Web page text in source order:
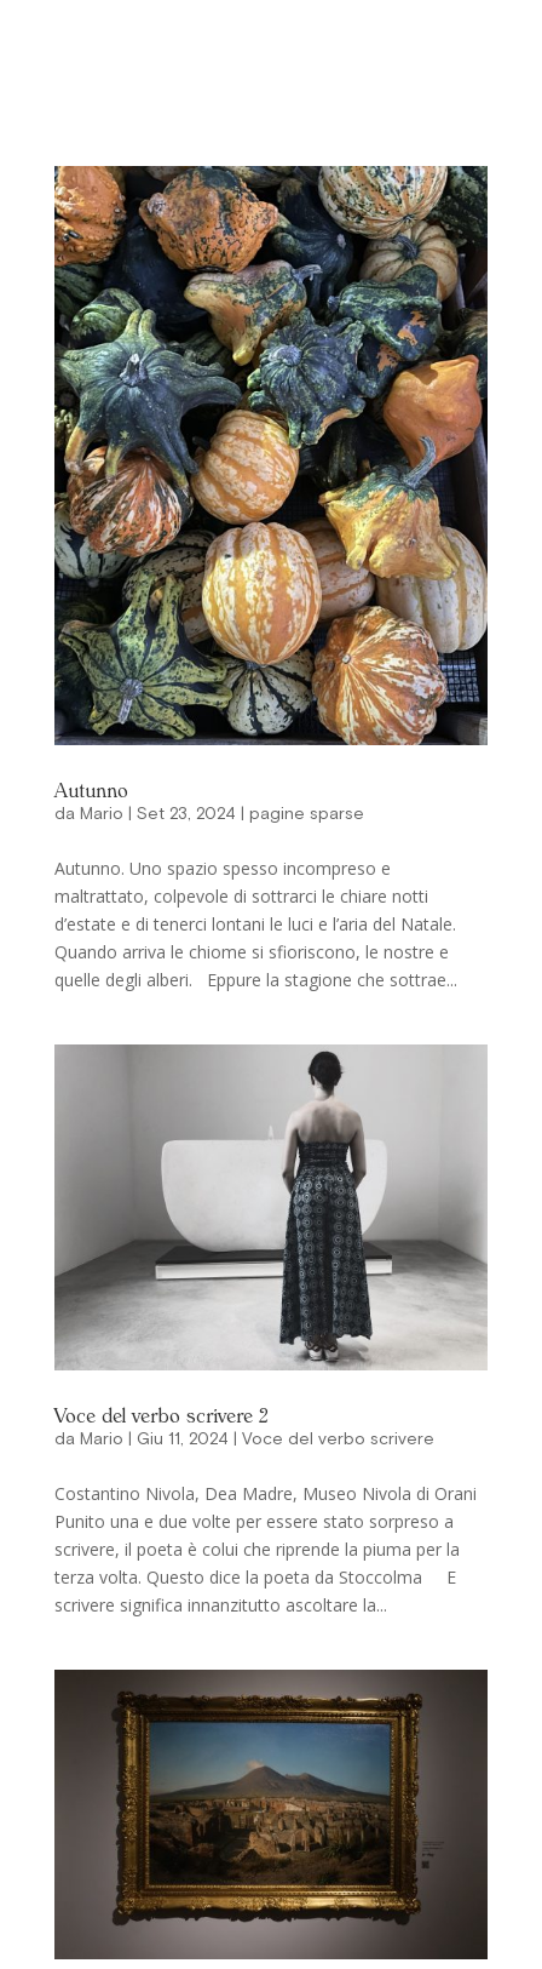
Autunno
da Mario Set 23, 2024 pagine sparse
Autunno. Uno spazio spesso incompreso e
maltrattato, colpevole di sottrarci le chiare notti
d’estate e di tenerci lontani le luci e l’aria del Natale.
Quando arriva le chiome si sfioriscono, le nostre e
quelle degli alberi. Eppure la stagione che sottrae...
Voce del verbo scrivere 2
da Mario Giu 11, 2024 Voce del verbo scrivere
Costantino Nivola, Dea Madre, Museo Nivola di Orani
Punito una e due volte per essere stato sorpreso a
scrivere, il poeta è colui che riprende la piuma per la
terza volta. Questo dice la poeta da Stoccolma E
scrivere significa innanzitutto ascoltare la...